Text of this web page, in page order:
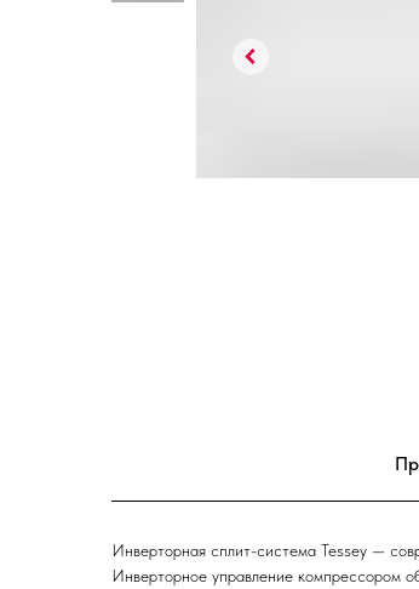
Инверторная сплит-система Tessey —
Инверторное управление компрессором